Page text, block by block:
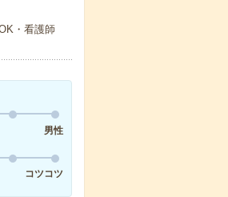
・看護師
男性
コツコツ